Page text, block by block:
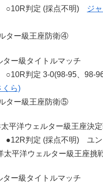
○10R判定 (採点不明)
ジ
ター級王座防衛④
ター級タイトルマッチ
○10R判定 3-0(98-95、98-
くら)
ター級王座防衛⑤
平洋ウェルター級王座決
●12R判定 (採点不明) ユン
平洋ウェルター級王座挑
ター級タイトルマッチ